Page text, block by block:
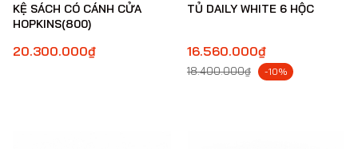
KỆ SÁCH CÓ CÁNH CỬA
HOPKINS(800)
20.300.000₫
TỦ DAILY WHITE 6 HỘC
16.560.000₫
18.400.000₫ -10%